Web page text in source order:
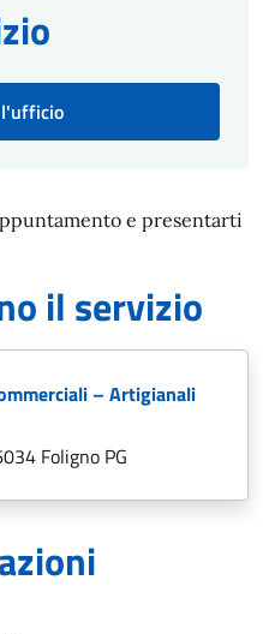
e presentarti
il servizio
– Artigianali
Foligno PG